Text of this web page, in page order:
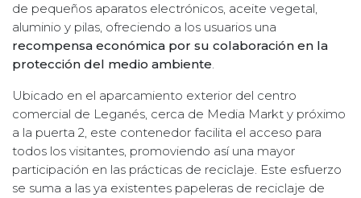
de pequeños aparatos electrónicos, aceite vegetal,
aluminio y pilas, ofreciendo a los usuarios una
recompensa económica por su colaboración en la
protección del medio ambiente.
Ubicado en el aparcamiento exterior del centro
comercial de Leganés, cerca de Media Markt y próximo
a la puerta 2, este contenedor facilita el acceso para
todos los visitantes, promoviendo así una mayor
participación en las prácticas de reciclaje. Este esfuerzo
se suma a las ya existentes papeleras de reciclaje de